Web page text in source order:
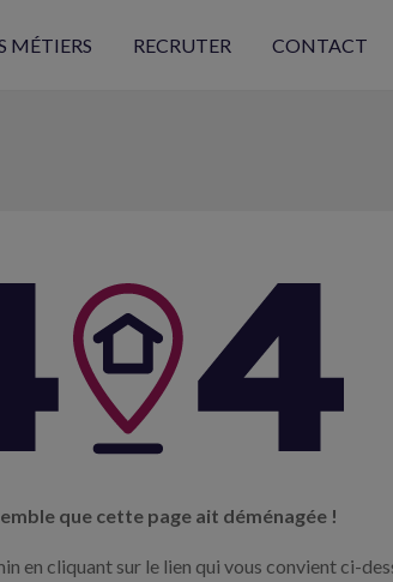
MÉTIERS RECRUTER CONTACT
que cette page ait déménagée !
en cliquant sur le lien qui vous convient ci-